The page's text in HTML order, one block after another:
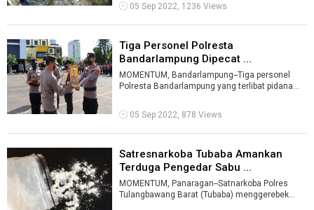
05 Sep 2022, 1236 Views
Tiga Personel Polresta
Bandarlampung Dipecat ...
MOMENTUM, Bandarlampung--Tiga personel
Polresta Bandarlampung yang terlibat pidana
05 Sep 2022, 878 Views
Satresnarkoba Tubaba Amankan
Terduga Pengedar Sabu ...
MOMENTUM, Panaragan--Satnarkoba Polres
Tulangbawang Barat (Tubaba) menggerebek